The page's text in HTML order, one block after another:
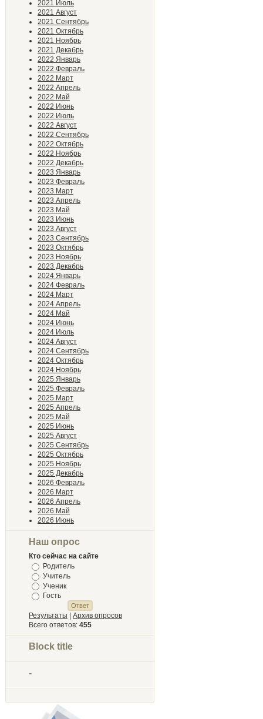
2021 Июль
2021 Август
2021 Сентябрь
2021 Октябрь
2021 Ноябрь
2021 Декабрь
2022 Январь
2022 Февраль
2022 Март
2022 Апрель
2022 Май
2022 Июнь
2022 Июль
2022 Август
2022 Сентябрь
2022 Октябрь
2022 Ноябрь
2022 Декабрь
2023 Январь
2023 Февраль
2023 Март
2023 Апрель
2023 Май
2023 Июнь
2023 Август
2023 Сентябрь
2023 Октябрь
2023 Ноябрь
2023 Декабрь
2024 Январь
2024 Февраль
2024 Март
2024 Апрель
2024 Май
2024 Июнь
2024 Июль
2024 Август
2024 Сентябрь
2024 Октябрь
2024 Ноябрь
2025 Январь
2025 Февраль
2025 Март
2025 Апрель
2025 Май
2025 Июнь
2025 Август
2025 Сентябрь
2025 Октябрь
2025 Ноябрь
2025 Декабрь
2026 Февраль
2026 Март
2026 Апрель
2026 Май
2026 Июнь
Наш опрос
Кто сейчас на сайте
Родитель
Учитель
Ученик
Гость
Результаты
Архив опросов
Всего ответов: 455
Block title
-